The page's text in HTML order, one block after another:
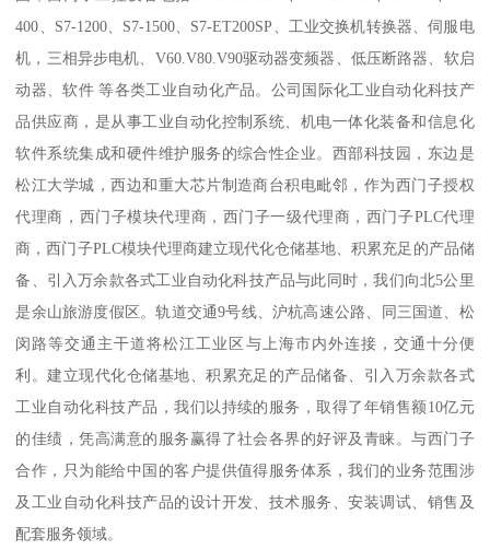
400、S7-1200、S7-1500、S7-ET200SP、工业交换机转换器、伺服电
机，三相异步电机、V60.V80.V90驱动器变频器、低压断路器、软启
动器、软件 等各类工业自动化产品。公司国际化工业自动化科技产
品供应商，是从事工业自动化控制系统、机电一体化装备和信息化
软件系统集成和硬件维护服务的综合性企业。西部科技园，东边是
松江大学城，西边和重大芯片制造商台积电毗邻，作为西门子授权
代理商，西门子模块代理商，西门子一级代理商，西门子PLC代理
商，西门子PLC模块代理商建立现代化仓储基地、积累充足的产品储
备、引入万余款各式工业自动化科技产品与此同时，我们向北5公里
是余山旅游度假区。轨道交通9号线、沪杭高速公路、同三国道、松
闵路等交通主干道将松江工业区与上海市内外连接，交通十分便
利。建立现代化仓储基地、积累充足的产品储备、引入万余款各式
工业自动化科技产品，我们以持续的服务，取得了年销售额10亿元
的佳绩，凭高满意的服务赢得了社会各界的好评及青睐。与西门子
合作，只为能给中国的客户提供值得服务体系，我们的业务范围涉
及工业自动化科技产品的设计开发、技术服务、安装调试、销售及
配套服务领域。